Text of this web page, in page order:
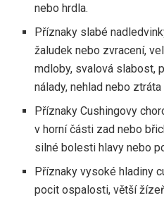
nebo hrdla.
Příznaky slabé
žaludek nebo zvracení,
mdloby, svalová slabost,
nálady, nehlad nebo
Příznaky Cushingovy
v horní části zad nebo
silné bolesti hlavy nebo
Příznaky vysoké hladiny
pocit ospalosti, větší